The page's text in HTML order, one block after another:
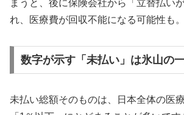
まうと、後に保険会社から「立替払い
れ、医療費が回収不能になる可能性も。
数字が示す「未払い」は氷山の
未払い総額そのものは、日本全体の医